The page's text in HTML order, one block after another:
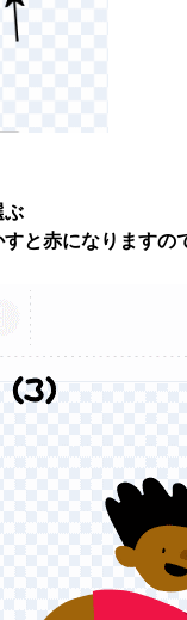
ぶ
と赤になりますの